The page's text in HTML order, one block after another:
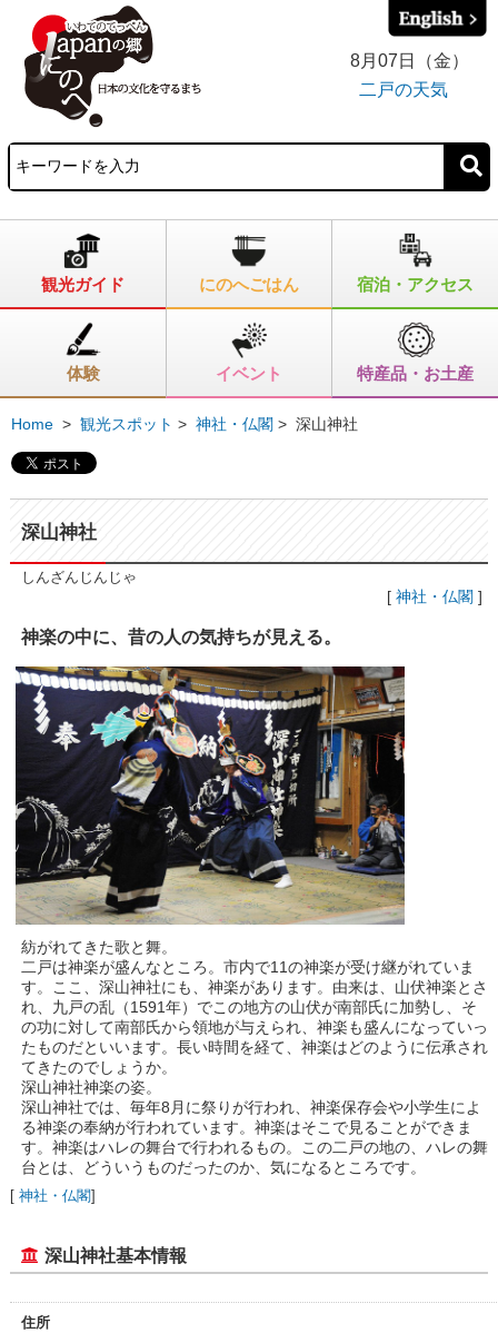
8月07日（金）
二戸の天気
観光ガイド にのへごはん 宿泊・アクセス
体験 イベント 特産品・お土産
Home > 観光スポット > 神社・仏閣 > 深山神社
深山神社
しんざんじんじゃ
[神社・仏閣 ]
神楽の中に、昔の人の気持ちが見える。
紡がれてきた歌と舞。
二戸は神楽が盛んなところ。市内で11の神楽が受け継がれていま
す。ここ、深山神社にも、神楽があります。由来は、山伏神楽とさ
れ、九戸の乱（1591年）でこの地方の山伏が南部氏に加勢し、そ
の功に対して南部氏から領地が与えられ、神楽も盛んになっていっ
たものだといいます。長い時間を経て、神楽はどのように伝承され
てきたのでしょうか。
深山神社神楽の姿。
深山神社では、毎年8月に祭りが行われ、神楽保存会や小学生によ
る神楽の奉納が行われています。神楽はそこで見ることができま
す。神楽はハレの舞台で行われるもの。この二戸の地の、ハレの舞
台とは、どういうものだったのか、気になるところです。
[ 神社・仏閣]
深山神社基本情報
住所